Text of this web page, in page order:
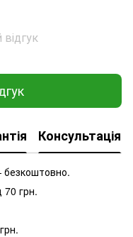
Консультація
70 грн.